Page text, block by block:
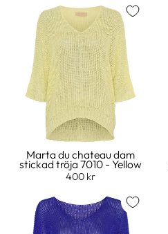
Marta du chateau dam
stickad tröja 7010 - Yellow
400 kr